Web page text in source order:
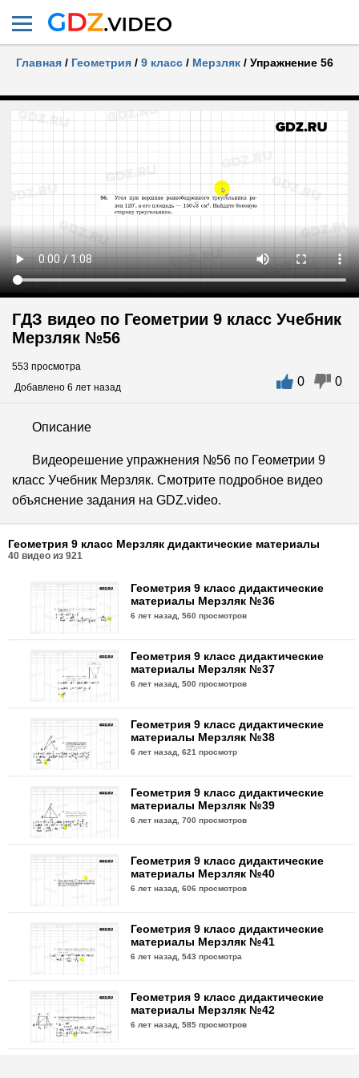
Главная / Геометрия / 9 класс / Мерзляк / Упражнение 56
ГДЗ видео по Геометрии 9 класс Учебник
Мерзляк №56
553 просмотра
Добавлено 6 лет назад
0 0
Описание
Видеорешение упражнения №56 по Геометрии 9
класс Учебник Мерзляк. Смотрите подробное видео
объяснение задания на GDZ.video.
Геометрия 9 класс Мерзляк дидактические материалы
40 видео из 921
Геометрия 9 класс дидактические
материалы Мерзляк №36
6 лет назад,560 просмотров
Геометрия 9 класс дидактические
материалы Мерзляк №37
6 лет назад,500 просмотров
Геометрия 9 класс дидактические
материалы Мерзляк №38
6 лет назад,621 просмотр
Геометрия 9 класс дидактические
материалы Мерзляк №39
6 лет назад,700 просмотров
Геометрия 9 класс дидактические
материалы Мерзляк №40
6 лет назад,606 просмотров
Геометрия 9 класс дидактические
материалы Мерзляк №41
6 лет назад,543 просмотра
Геометрия 9 класс дидактические
материалы Мерзляк №42
6 лет назад,585 просмотров